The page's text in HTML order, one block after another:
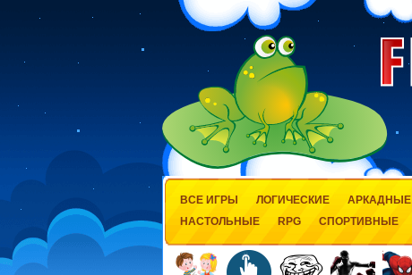
ВСЕ ИГРЫ ЛОГИЧЕСКИЕ АРКАДНЫЕ
НАСТОЛЬНЫЕ
RPG СПОРТИВНЫЕ